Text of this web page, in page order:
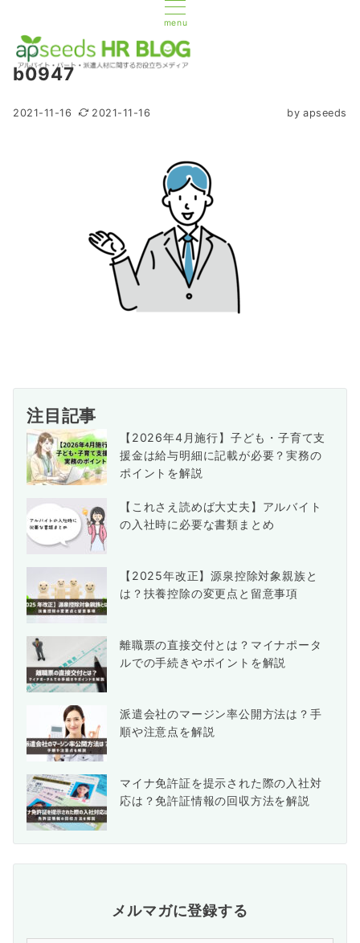
menu
b0947
2021-11-16 2021-11-16 by apseeds
注目記事
【2026年4月施行】子ども・子育て支
援金は給与明細に記載が必要？実務の
ポイントを解説
【これさえ読めば大丈夫】アルバイト
の入社時に必要な書類まとめ
【2025年改正】源泉控除対象親族と
は？扶養控除の変更点と留意事項
離職票の直接交付とは？マイナポータ
ルでの手続きやポイントを解説
派遣会社のマージン率公開方法は？手
順や注意点を解説
マイナ免許証を提示された際の入社対
応は？免許証情報の回収方法を解説
メルマガに登録する